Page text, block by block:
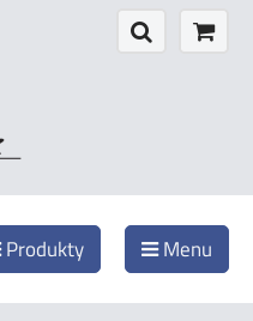
Produkty Menu